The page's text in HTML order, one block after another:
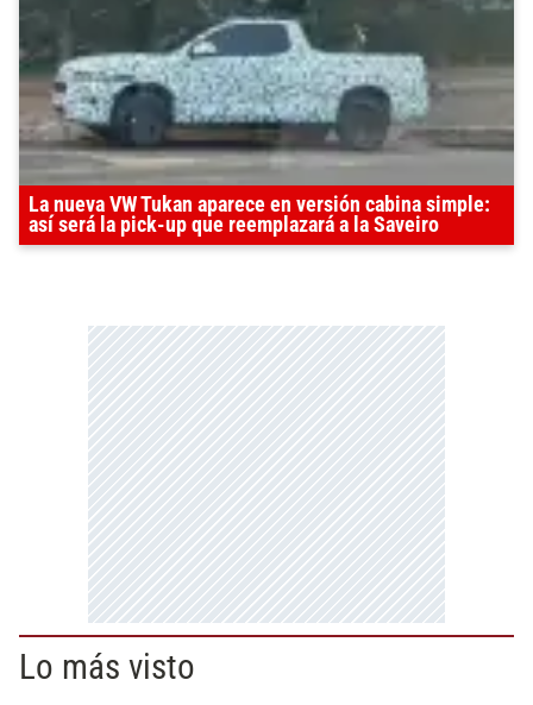
La nueva VW Tukan aparece en versión cabina simple:
así será la pick-up que reemplazará a la Saveiro
Lo más visto